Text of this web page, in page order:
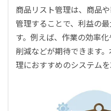
CRM／営業支援／Eコマ
DX（2025年の崖）／ク
データ分析／BI
ガバナンス／リスク管理
BPR／業務改善
商品リスト管理は、商品
管理することで、利益の
す。例えば、作業の効率
削減などが期待できます
理におすすめのシステムを